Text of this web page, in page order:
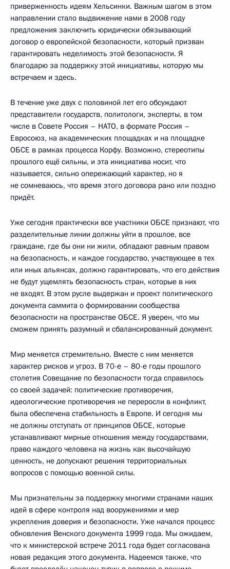
приверженность идеям Хельсинки. Важным шагом в этом
направлении стало выдвижение нами в 2008 году
предложения заключить юридически обязывающий
договор о европейской безопасности, который призван
гарантировать неделимость этой безопасности. Я
благодарю за поддержку этой инициативы, которую мы
встречаем и здесь.
В течение уже двух с половиной лет его обсуждают
представители государств, политологи, эксперты, в том
числе в Совете Россия – НАТО, в формате Россия –
Евросоюз, на академических площадках и на площадке
ОБСЕ в рамках процесса Корфу. Возможно, стереотипы
прошлого ещё сильны, и эта инициатива носит, что
называется, сильно опережающий характер, но я
не сомневаюсь, что время этого договора рано или поздно
придёт.
Уже сегодня практически все участники ОБСЕ признают, что
разделительные линии должны уйти в прошлое, все
граждане, где бы они ни жили, обладают равным правом
на безопасность, и каждое государство, участвующее в тех
или иных альянсах, должно гарантировать, что его действия
не будут ущемлять безопасность стран, которые в них
не входят. В этом русле выдержан и проект политического
документа саммита о формировании сообщества
безопасности на пространстве ОБСЕ. Я уверен, что мы
сможем принять разумный и сбалансированный документ.
Мир меняется стремительно. Вместе с ним меняется
характер рисков и угроз. В 70-е – 80-е годы прошлого
столетия Совещание по безопасности тогда справилось
со своей задачей: политические противоречия,
идеологические противоречия не переросли в конфликт,
была обеспечена стабильность в Европе. И сегодня мы
не должны отступать от принципов ОБСЕ, которые
устанавливают мирные отношения между государствами,
право каждого человека на жизнь как высочайшую
ценность, не допускают решения территориальных
вопросов с помощью военной силы.
Мы признательны за поддержку многими странами наших
идей в сфере контроля над вооружениями и мер
укрепления доверия и безопасности. Уже начался процесс
обновления Венского документа 1999 года. Мы ожидаем,
что к министерской встрече 2011 года будет согласована
новая редакция этого документа. Надеемся также, что